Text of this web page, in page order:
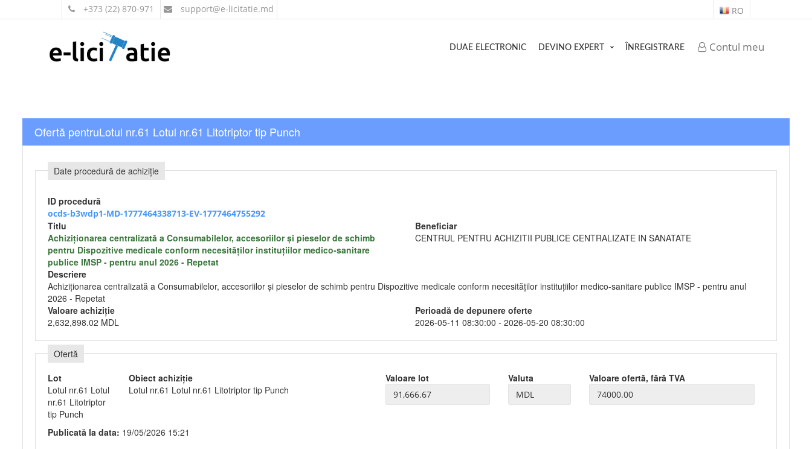
+373 (22) 870-971 support@e-licitatie.md RO
Contul meu
DUAE ELECTRONIC DEVINO EXPERT ÎNREGISTRARE
Ofertă pentruLotul nr.61 Lotul nr.61 Litotriptor tip Punch
Date procedură de achiziție
ID procedură
ocds-b3wdp1-MD-1777464338713-EV-1777464755292
Titlu
Achiziţionarea centralizată a Consumabilelor, accesoriilor și pieselor de schimb
pentru Dispozitive medicale conform necesităților instituțiilor medico-sanitare
publice IMSP - pentru anul 2026 - Repetat
Beneficiar
CENTRUL PENTRU ACHIZITII PUBLICE CENTRALIZATE IN SANATATE
Descriere
Achiziţionarea centralizată a Consumabilelor, accesoriilor și pieselor de schimb pentru Dispozitive medicale conform necesităților instituțiilor medico-sanitare publice IMSP - pentru anul
2026 - Repetat
Valoare achiziție
2,632,898.02 MDL
Perioadă de depunere oferte
2026-05-11 08:30:00 - 2026-05-20 08:30:00
Ofertă
Lot
Obiect achiziție Valoare lot Valuta
Valoare ofertă, fără TVA
Lotul nr.61 Lotul
nr.61 Litotriptor
tip Punch
Lotul nr.61 Lotul nr.61 Litotriptor tip Punch
Publicată la data: 19/05/2026 15:21